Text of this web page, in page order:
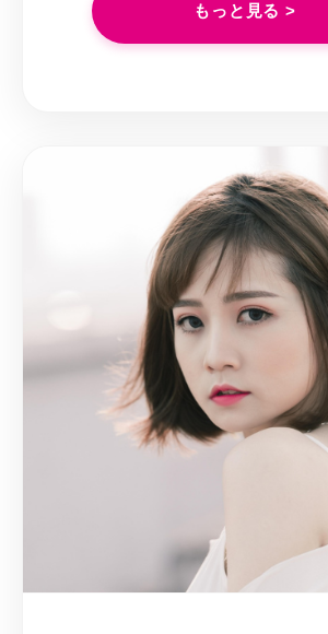
もっと見る >